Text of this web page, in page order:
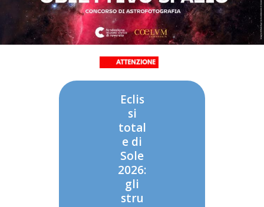
Eclis
si
total
e di
Sole
2026:
gli
stru